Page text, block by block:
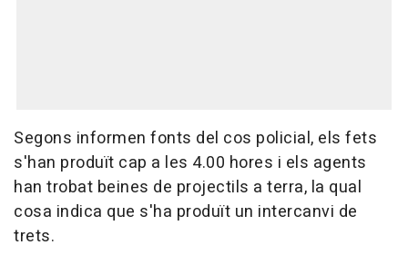
Segons informen fonts del cos policial, els fets
s'han produït cap a les 4.00 hores i els agents
han trobat beines de projectils a terra, la qual
cosa indica que s'ha produït un intercanvi de
trets.